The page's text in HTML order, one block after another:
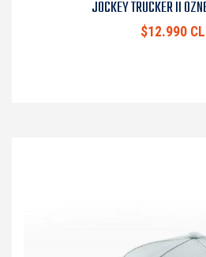
JOCKEY TRUCKER II
$12.990